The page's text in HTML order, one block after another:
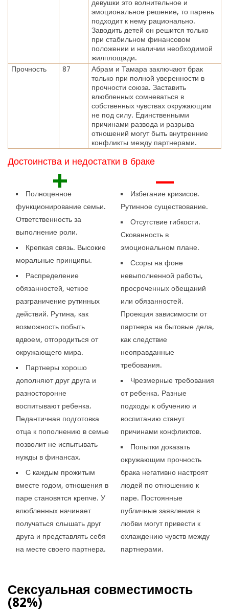
девушки это волнительное и
эмоциональное решение, то парень
подходит к нему рационально.
Заводить детей он решится только
при стабильном финансовом
положении и наличии необходимой
жилплощади.
Прочность
87
Абрам и Тамара заключают брак
только при полной уверенности в
прочности союза. Заставить
влюбленных сомневаться в
собственных чувствах окружающим
не под силу. Единственными
причинами развода и разрыва
отношений могут быть внутренние
конфликты между партнерами.
Достоинства и недостатки в браке
+
Полноценное
функционирование семьи.
Ответственность за
выполнение роли.
Крепкая связь. Высокие
моральные принципы.
Распределение
обязанностей, четкое
разграничение рутинных
действий. Рутина, как
возможность побыть
вдвоем, отгородиться от
окружающего мира.
Партнеры хорошо
дополняют друг друга и
разносторонне
воспитывают ребенка.
Педантичная подготовка
отца к пополнению в семье
позволит не испытывать
нужды в финансах.
С каждым прожитым
вместе годом, отношения в
паре становятся крепче. У
влюбленных начинает
получаться слышать друг
друга и представлять себя
на месте своего партнера.
—
Избегание кризисов.
Рутинное существование.
Отсутствие гибкости.
Скованность в
эмоциональном плане.
Ссоры на фоне
невыполненной работы,
просроченных обещаний
или обязанностей.
Проекция зависимости от
партнера на бытовые дела,
как следствие
неоправданные
требования.
Чрезмерные требования
от ребенка. Разные
подходы к обучению и
воспитанию станут
причинами конфликтов.
Попытки доказать
окружающим прочность
брака негативно настроят
людей по отношению к
паре. Постоянные
публичные заявления в
любви могут привести к
охлаждению чувств между
партнерами.
Сексуальная совместимость
(82%)